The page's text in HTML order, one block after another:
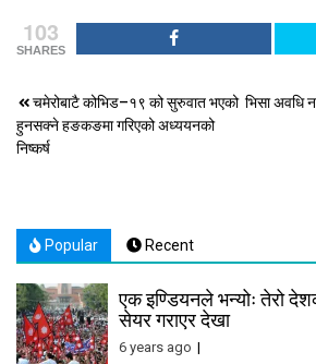
103
SHARES
Post
navigation
चमेरोबाटै कोभिड–१९ को सुरुवात भएको
हुनसक्ने हङकङमा गरिएको अध्ययनको
निष्कर्ष
भिसा अवधि
Popular Recent
एक इण्डियनले भन्योः तेरो
सेयर गराएर देखा
6 years ago